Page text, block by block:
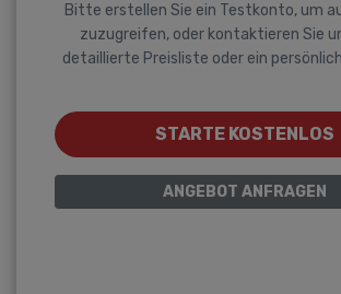
Bitte erstellen Sie ein Testkonto, um
zuzugreifen, oder kontaktieren Sie
detaillierte Preisliste oder ein
STARTE KOSTENLOS
ANGEBOT ANFRAGEN